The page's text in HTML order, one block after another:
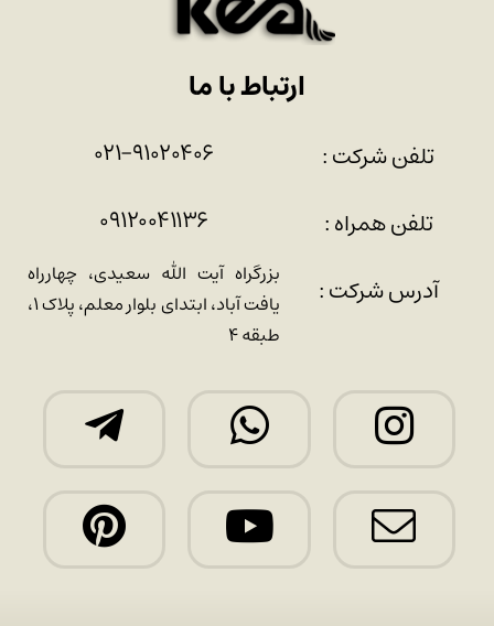
ارتباط با ما
تلفن شرکت :
۰۲۱-۹۱۰۲۰۴۰۶
تلفن همراه :
۰۹۱۲۰۰۴۱۱۳۶
آدرس شرکت :
بزرگراه آیت الله سعیدی، چهارراه
یافت آباد، ابتدای بلوار معلم، پلاک ۱،
طبقه ۴